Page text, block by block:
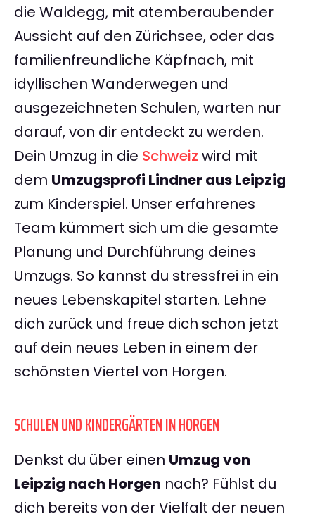
die Waldegg, mit atemberaubender
Aussicht auf den Zürichsee, oder das
familienfreundliche Käpfnach, mit
idyllischen Wanderwegen und
ausgezeichneten Schulen, warten nur
darauf, von dir entdeckt zu werden.
Dein Umzug in die Schweiz wird mit
dem Umzugsprofi Lindner aus Leipzig
zum Kinderspiel. Unser erfahrenes
Team kümmert sich um die gesamte
Planung und Durchführung deines
Umzugs. So kannst du stressfrei in ein
neues Lebenskapitel starten. Lehne
dich zurück und freue dich schon jetzt
auf dein neues Leben in einem der
schönsten Viertel von Horgen.
SCHULEN UND KINDERGÄRTEN IN HORGEN
Denkst du über einen Umzug von
Leipzig nach Horgen nach? Fühlst du
dich bereits von der Vielfalt der neuen